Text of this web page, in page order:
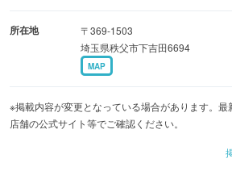
所在地
〒369-1503
埼玉県秩父市下吉田6694
MAP
※掲載内容が変更となっている場合があります。最
店舗の公式サイト等でご確認ください。